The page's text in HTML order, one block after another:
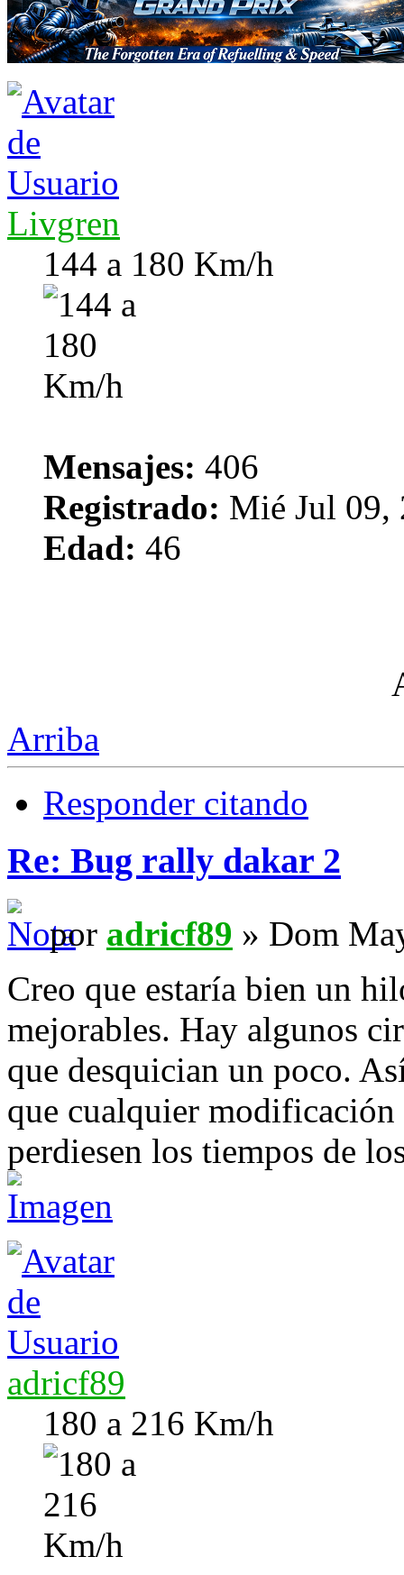
Livgren
144 a 180 Km/h
Mensajes: 406
Registrado: Mié Jul 09,
Edad: 46
Arriba
Responder citando
Re: Bug rally dakar 2
por adricf89 » Dom
Creo que estaría bien un
mejorables. Hay algunos
que desquician un poco.
que cualquier modificación
perdiesen los tiempos de
adricf89
180 a 216 Km/h